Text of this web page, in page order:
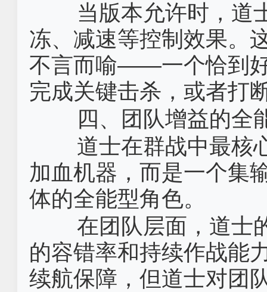
当版本允许时，道
冻、减速等控制效果。
不言而喻——一个恰到
完成关键击杀，或者打
四、团队增益的全
道士在群战中最核
加血机器，而是一个集
体的全能型角色。
在团队层面，道士
的容错率和持续作战能
续航保障，但道士对团